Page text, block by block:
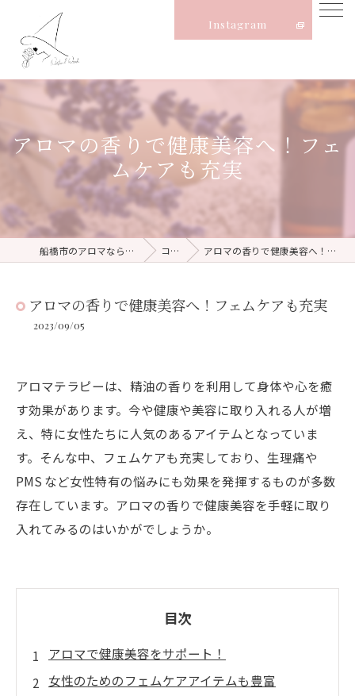
Instagram
アロマの香りで健康美容へ！フェ
ムケアも充実
船橋市のアロマならNatural Witch コラム アロマの香りで健康美容へ！フェムケアも充実
アロマの香りで健康美容へ！フェムケアも充実
2023/09/05
アロマテラピーは、精油の香りを利用して身体や心を癒
す効果があります。今や健康や美容に取り入れる人が増
え、特に女性たちに人気のあるアイテムとなっていま
す。そんな中、フェムケアも充実しており、生理痛や
PMS など女性特有の悩みにも効果を発揮するものが多数
存在しています。アロマの香りで健康美容を手軽に取り
入れてみるのはいかがでしょうか。
目次
アロマで健康美容をサポート！
女性のためのフェムケアアイテムも豊富